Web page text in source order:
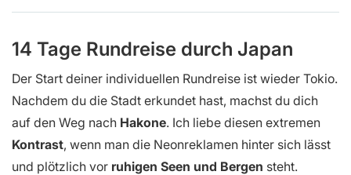
14 Tage Rundreise durch Japan
Der Start deiner individuellen Rundreise ist wieder Tokio.
Nachdem du die Stadt erkundet hast, machst du dich
auf den Weg nach Hakone. Ich liebe diesen extremen
Kontrast, wenn man die Neonreklamen hinter sich lässt
und plötzlich vor ruhigen Seen und Bergen steht.